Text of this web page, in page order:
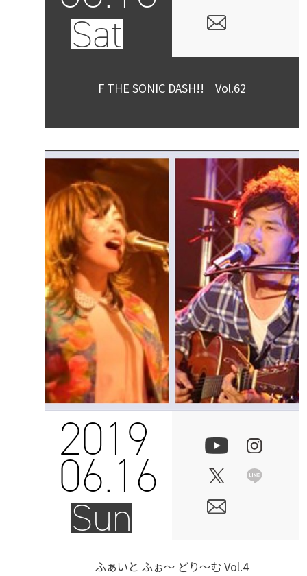
Sat
F THE SONIC DASH!! Vol.62
2019
06.16
Sun
ふぁいと ふぉ～ どり～む Vol.4